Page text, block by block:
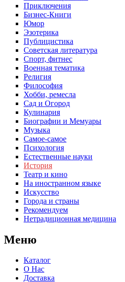
Приключения
Бизнес-Книги
Юмор
Эзотерика
Публицистика
Советская литература
Спорт, фитнес
Военная тематика
Религия
Философия
Хобби, ремесла
Сад и Огород
Кулинария
Биографии и Мемуары
Музыка
Самое-самое
Психология
Естественные науки
История
Театр и кино
На иностранном языке
Искусство
Города и страны
Рекомендуем
Нетрадиционная медицина
Меню
Каталог
О Нас
Доставка